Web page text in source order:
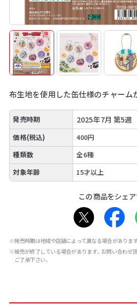
布生地を使用した缶仕様のチャーム
発売時期 2025年7月 第5週
価格(税込)
400円
種類数
全6種
対象年齢
15才以上
この商品をシェ
※発売時期は地域や店舗によって異なる場合があります
※販売が終了している場合があります。お問い合わせ
ご了承下さい。